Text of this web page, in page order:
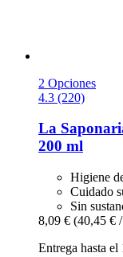
2 Opciones
4.3 (220)
La
200 ml
Higiene
Cuidado
Sin
8,09 € (40,45 €
Entrega hasta el